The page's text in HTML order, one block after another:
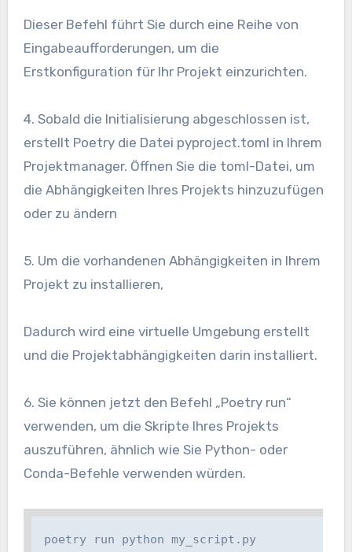
Dieser Befehl führt Sie durch eine Reihe von
Eingabeaufforderungen, um die
Erstkonfiguration für Ihr Projekt einzurichten.
4. Sobald die Initialisierung abgeschlossen ist,
erstellt Poetry die Datei pyproject.toml in Ihrem
Projektmanager. Öffnen Sie die toml-Datei, um
die Abhängigkeiten Ihres Projekts hinzuzufügen
oder zu ändern
5. Um die vorhandenen Abhängigkeiten in Ihrem
Projekt zu installieren,
Dadurch wird eine virtuelle Umgebung erstellt
und die Projektabhängigkeiten darin installiert.
6. Sie können jetzt den Befehl „Poetry run“
verwenden, um die Skripte Ihres Projekts
auszuführen, ähnlich wie Sie Python- oder
Conda-Befehle verwenden würden.
poetry run python my_script.py